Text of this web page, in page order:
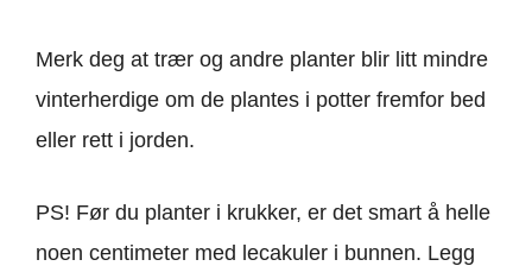
Merk deg at trær og andre planter blir litt mindre
vinterherdige om de plantes i potter fremfor bed
eller rett i jorden.
PS! Før du planter i krukker, er det smart å helle
noen centimeter med lecakuler i bunnen. Legg